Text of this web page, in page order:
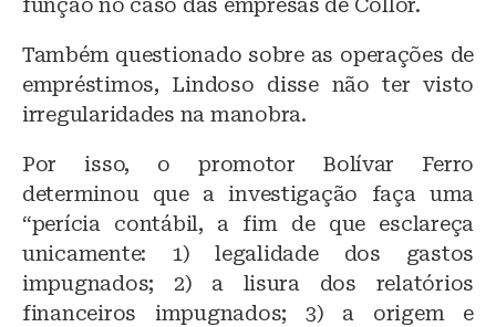
função no caso das empresas de Collor.
Também questionado sobre as operações de
empréstimos, Lindoso disse não ter visto
irregularidades na manobra.
Por isso, o promotor Bolívar Ferro
determinou que a investigação faça uma
“perícia contábil, a fim de que esclareça
unicamente: 1) legalidade dos gastos
impugnados; 2) a lisura dos relatórios
financeiros impugnados; 3) a origem e